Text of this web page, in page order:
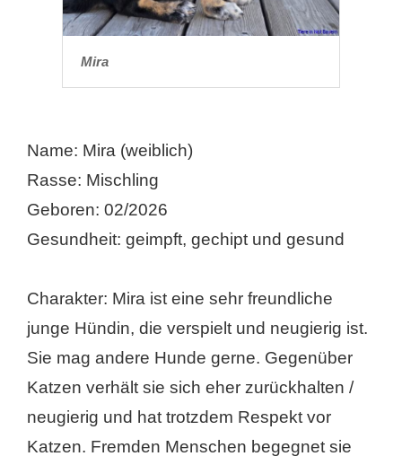
Mira
Name: Mira (weiblich)
Rasse: Mischling
Geboren: 02/2026
Gesundheit: geimpft, gechipt und gesund
Charakter: Mira ist eine sehr freundliche
junge Hündin, die verspielt und neugierig ist.
Sie mag andere Hunde gerne. Gegenüber
Katzen verhält sie sich eher zurückhalten /
neugierig und hat trotzdem Respekt vor
Katzen. Fremden Menschen begegnet sie